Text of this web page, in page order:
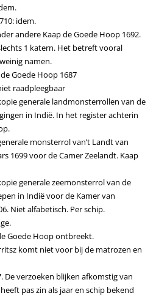
idem.
andere Kaap de Goede Hoop 1692.
1 katern. Het betreft vooral
namen.
Goede Hoop 1687
raadpleegbaar
generale landmonsterrollen van de
in Indië. In het register achterin
monsterrol van’t Landt van
1699 voor de Camer Zeelandt. Kaap
generale zeemonsterrol van de
in Indië voor de Kamer van
Niet alfabetisch. Per schip.
Goede Hoop ontbreekt.
komt niet voor bij de matrozen en
De verzoeken blijken afkomstig van
pas zin als jaar en schip bekend